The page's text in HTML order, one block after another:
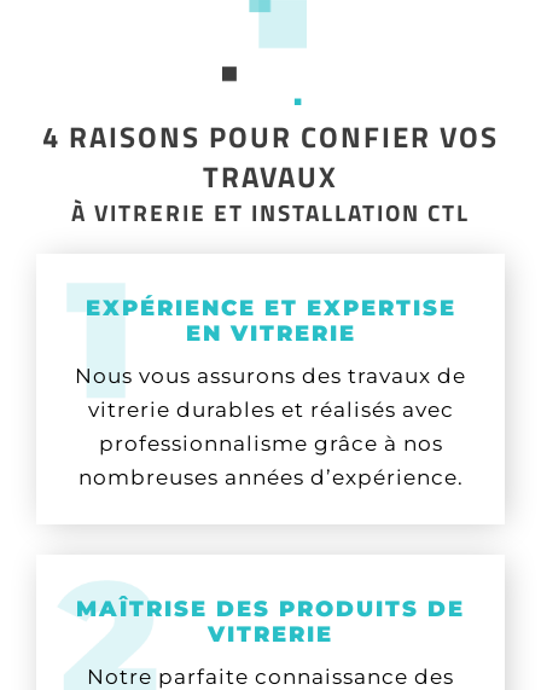
4 RAISONS POUR CONFIER VOS
TRAVAUX
À VITRERIE ET INSTALLATION CTL
EXPÉRIENCE ET EXPERTISE
EN VITRERIE
Nous vous assurons des travaux de
vitrerie durables et réalisés avec
professionnalisme grâce à nos
nombreuses années d’expérience.
MAÎTRISE DES PRODUITS DE
VITRERIE
Notre parfaite connaissance des